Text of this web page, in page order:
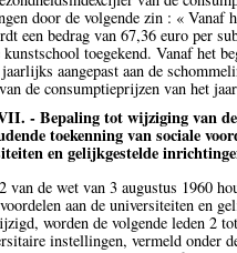
door de volgende zin : « Vanaf
een bedrag van 67,36 euro per
kunstschool toegekend. Vanaf het
aangepast aan de
de consumptieprijzen van het
- Bepaling tot wijziging van
toekenning van sociale
en gelijkgestelde
van de wet van 3 augustus 1960
aan de universiteiten en
worden de volgende leden 2
instellingen, vermeld onder